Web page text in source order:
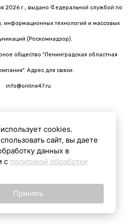
2026 г., выдано Федеральной службой по
информационных технологий и массовых
(Роскомнадзор).
общество "Ленинградская областная
Адрес для связи:
info@online47.ru
сайте подготовлены с помощью ИИ
16+
cookies.
сайт, вы даете
данных в
с политикой обработки
Принять